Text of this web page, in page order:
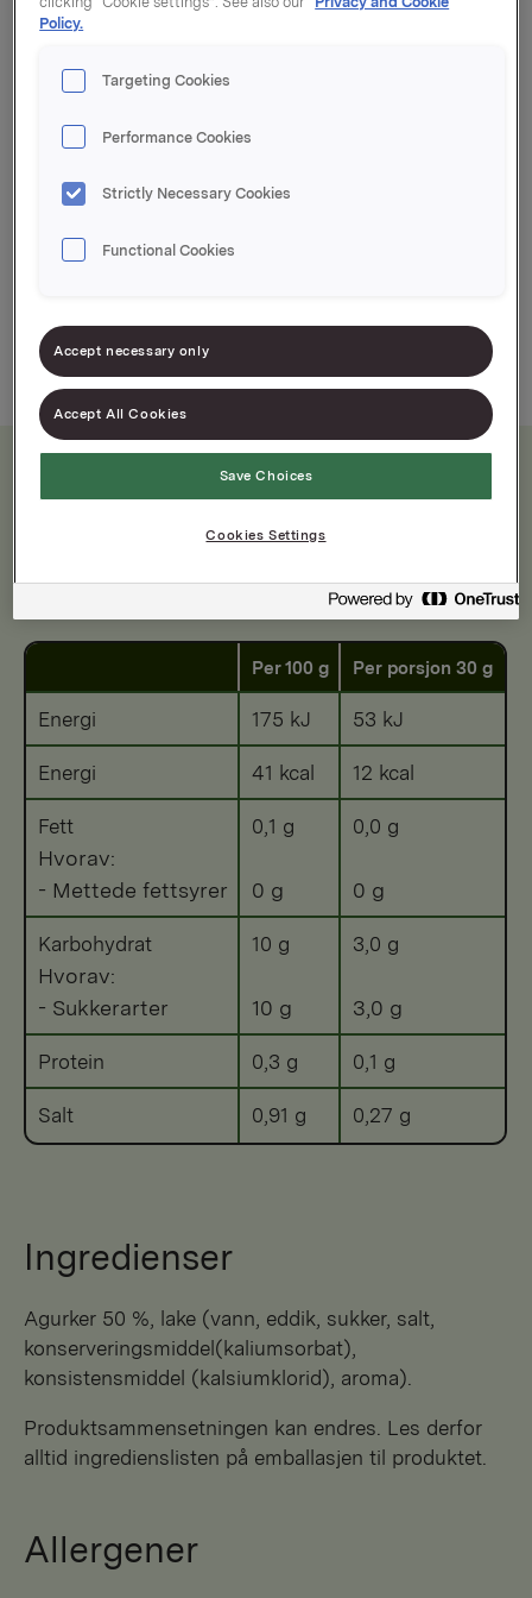
Høykvalitets råvarer fra norsk landbruk
Næringsinnhold
Etter tilberedning
Per 100 g Per porsjon 30 g
Energi 175 kJ 53 kJ
Energi 41 kcal 12 kcal
Fett
Hvorav:
- Mettede fettsyrer
0,1 g
0 g
0,0 g
0 g
Karbohydrat
Hvorav:
- Sukkerarter
10 g
10 g
3,0 g
3,0 g
Protein 0,3 g 0,1 g
Salt 0,91 g 0,27 g
Ingredienser
agurker 50 %, lake (vann, eddik, sukker, salt,
konserveringsmiddel(kaliumsorbat),
konsistensmiddel (kalsiumklorid), aroma).
Produktsammensetningen kan endres. Les derfor
alltid ingredienslisten på emballasjen til produktet.
Allergener
Policy.
Targeting Cookies
Performance Cookies
Strictly Necessary Cookies
Functional Cookies
Accept necessary only
Accept All Cookies
Save Choices
Cookies Settings